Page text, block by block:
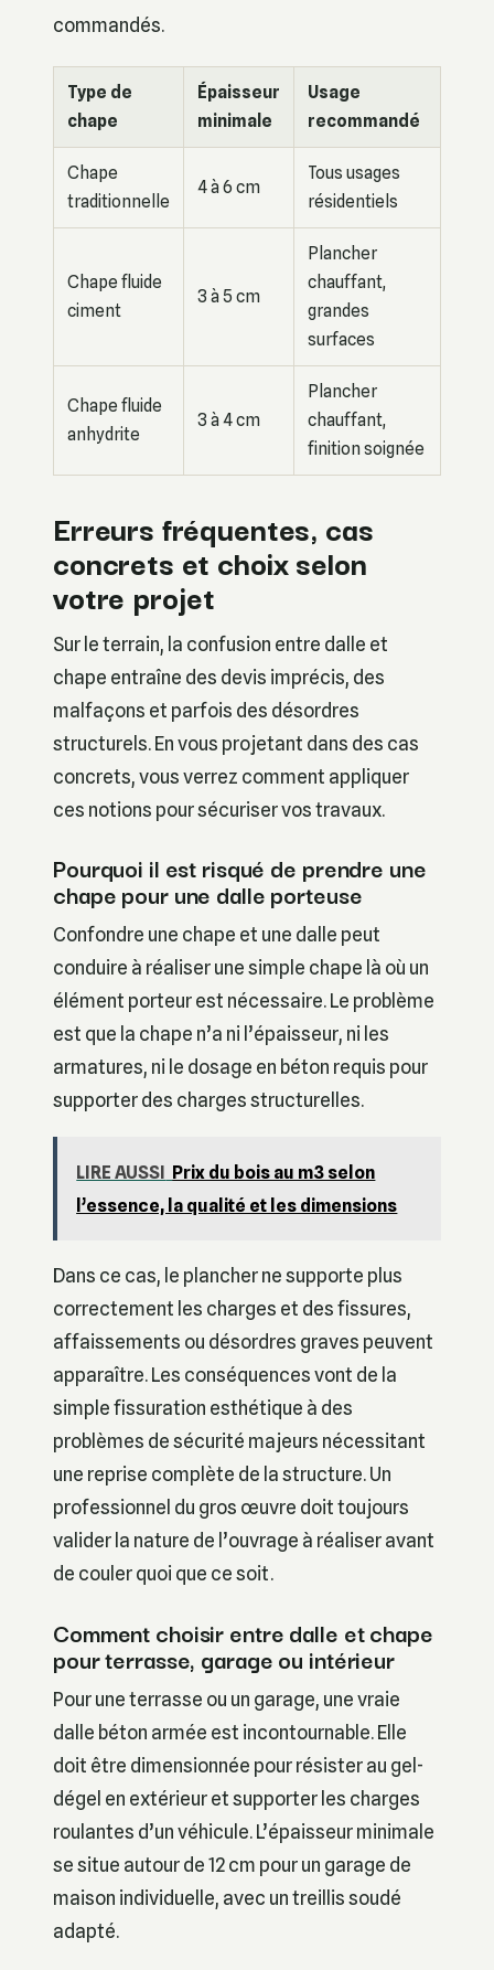
commandés.
Type de
chape
Épaisseur
minimale
Usage
recommandé
Chape
traditionnelle
4 à 6 cm
Tous usages
résidentiels
Chape fluide
ciment
3 à 5 cm
Plancher
chauffant,
grandes
surfaces
Chape fluide
anhydrite
3 à 4 cm
Plancher
chauffant,
finition soignée
Erreurs fréquentes, cas
concrets et choix selon
votre projet
Sur le terrain, la confusion entre dalle et
chape entraîne des devis imprécis, des
malfaçons et parfois des désordres
structurels. En vous projetant dans des cas
concrets, vous verrez comment appliquer
ces notions pour sécuriser vos travaux.
Pourquoi il est risqué de prendre une
chape pour une dalle porteuse
Confondre une chape et une dalle peut
conduire à réaliser une simple chape là où un
élément porteur est nécessaire. Le problème
est que la chape n’a ni l’épaisseur, ni les
armatures, ni le dosage en béton requis pour
supporter des charges structurelles.
LIRE AUSSI Prix du bois au m3 selon
l’essence, la qualité et les dimensions
Dans ce cas, le plancher ne supporte plus
correctement les charges et des fissures,
affaissements ou désordres graves peuvent
apparaître. Les conséquences vont de la
simple fissuration esthétique à des
problèmes de sécurité majeurs nécessitant
une reprise complète de la structure. Un
professionnel du gros œuvre doit toujours
valider la nature de l’ouvrage à réaliser avant
de couler quoi que ce soit.
Comment choisir entre dalle et chape
pour terrasse, garage ou intérieur
Pour une terrasse ou un garage, une vraie
dalle béton armée est incontournable. Elle
doit être dimensionnée pour résister au gel-
dégel en extérieur et supporter les charges
roulantes d’un véhicule. L’épaisseur minimale
se situe autour de 12 cm pour un garage de
maison individuelle, avec un treillis soudé
adapté.